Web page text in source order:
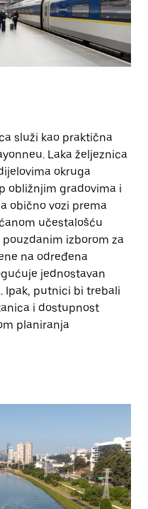
služi kao praktična
Laka željeznica
okruga
obližnjim gradovima i
obično vozi prema
učestalošću
izborom za
na određena
jednostavan
Ipak, putnici bi trebali
i dostupnost
planiranja